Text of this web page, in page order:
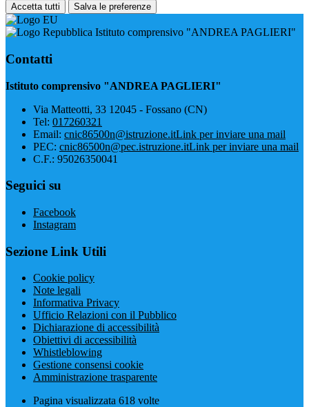
Accetta tutti Salva le preferenze
Istituto comprensivo "ANDREA PAGLIERI"
Contatti
Istituto comprensivo "ANDREA PAGLIERI"
Via Matteotti, 33 12045 - Fossano (CN)
Tel: 017260321
Email: cnic86500n@istruzione.itLink per inviare una mail
PEC: cnic86500n@pec.istruzione.itLink per inviare una mail
C.F.: 95026350041
Seguici su
Facebook
Instagram
Sezione Link Utili
Cookie policy
Note legali
Informativa Privacy
Ufficio Relazioni con il Pubblico
Dichiarazione di accessibilità
Obiettivi di accessibilità
Whistleblowing
Gestione consensi cookie
Amministrazione trasparente
Pagina visualizzata 618 volte